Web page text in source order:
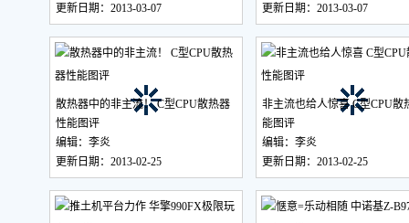
更新日期：2013-03-07
更新日期：2013-03-07
散热器中的非主流！ C型CPU散热器
性能图评
编辑：李炎
更新日期：2013-02-25
非主流也给人惊喜 C型CPU散
能图评
编辑：李炎
更新日期：2013-02-25